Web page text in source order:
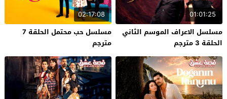
01:01:25
مسلسل الاعراف الموسم الثاني
الحلقة 3 مترجم
02:17:08
مسلسل حب محتمل الحلقة 7
مترجم